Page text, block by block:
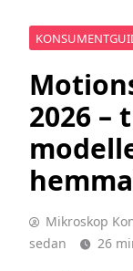
2026
Mikroskop
sedan
26